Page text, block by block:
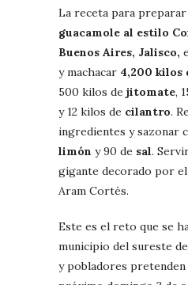
La receta para preparar
guacamole al estilo
Buenos Aires, Jalisco,
y machacar 4,200 kilos
500 kilos de jitomate,
y 12 kilos de cilantro.
ingredientes y sazonar
limón y 90 de sal.
gigante decorado por
Aram Cortés.
Este es el reto que se
municipio del sureste
y pobladores